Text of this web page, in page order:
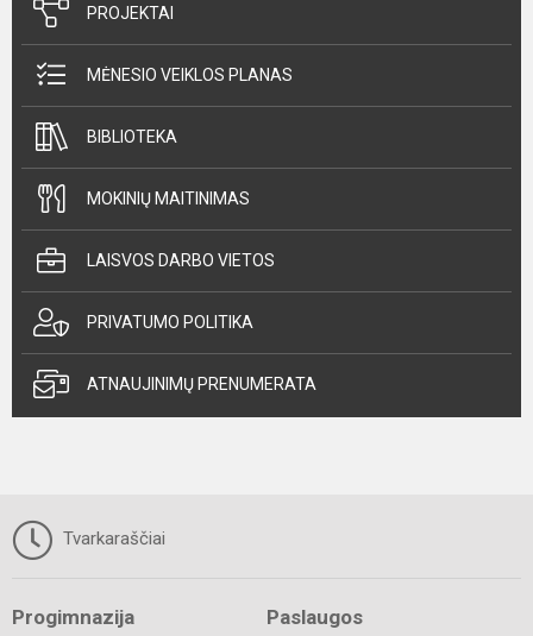
PROJEKTAI
MĖNESIO VEIKLOS PLANAS
BIBLIOTEKA
MOKINIŲ MAITINIMAS
LAISVOS DARBO VIETOS
PRIVATUMO POLITIKA
ATNAUJINIMŲ PRENUMERATA
Tvarkaraščiai
Progimnazija Paslaugos